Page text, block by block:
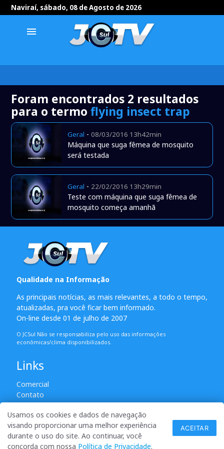
Naviraí, sábado, 08 de Agosto de 2026
menu
Foram encontrados 2 resultados
para o termoflying insect trap
Geral -08/03/2016 13h42min
Máquina que suga fêmea de mosquito
será testada
Geral - 22/02/2016 13h29min
Teste com máquina que suga fêmea de
mosquito começa amanhã
Qualidade na Informação
As principais notícias, as mais relevantes, a todo o tempo,
atualizadas, pra você ficar bem informado.
On-line desde 01 de julho de 2007
O JCSul Não se responsabiliza pelo uso das informações
econômicas/clima disponibilizados.
Links
Comercial
Contato
© 2007 - 2026 Todos os direitos reservados. Permitida a
reprodução desde que creditadas as mídias e citada a fonte.
Usamos os cookies e dados de navegação
visando proporcionar uma melhor experiência
durante o uso do site. Ao continuar, você
concorda com nossa Política de Privacidade.
ACEITAR